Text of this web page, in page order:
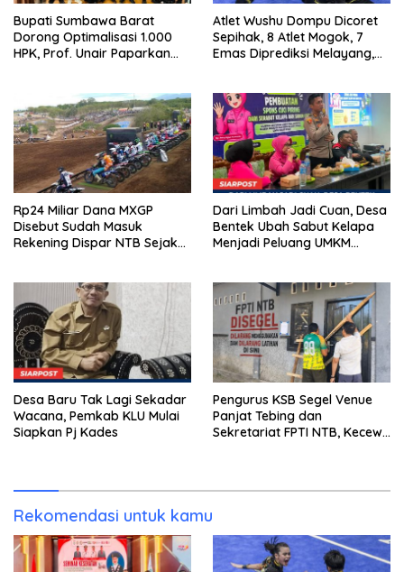
Bupati Sumbawa Barat
Dorong Optimalisasi 1.000
HPK, Prof. Unair Paparkan
Atlet Wushu Dompu Dicoret
Sepihak, 8 Atlet Mogok, 7
Emas Diprediksi Melayang,
Rp24 Miliar Dana MXGP
Disebut Sudah Masuk
Rekening Dispar NTB Sejak
Dari Limbah Jadi Cuan, Desa
Bentek Ubah Sabut Kelapa
Menjadi Peluang UMKM
Desa Baru Tak Lagi Sekadar
Wacana, Pemkab KLU Mulai
Siapkan Pj Kades
Pengurus KSB Segel Venue
Panjat Tebing dan
Sekretariat FPTI NTB, Kecewa
Rekomendasi untuk kamu